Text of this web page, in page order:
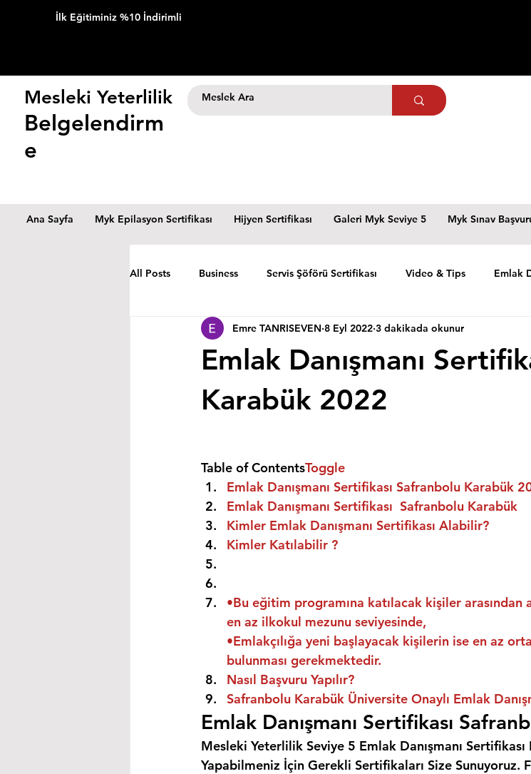
İlk Eğitiminiz %10 İndirimli
Mesleki Yeterlilik
Belgelendirm
e
Ana Sayfa Myk Epilasyon Sertifikası Hijyen Sertifikası Galeri Myk Seviye 5 Myk Sınav
All Posts Business Servis Şöförü Sertifikası Video & Tips Emlak
Emlak Danışmanı
Karabük 2022
Emre TANRISEVEN 8 Eyl 2022 3 dakikada okunur
Table of ContentsToggle
Emlak Danışmanı Sertifikası Safranbolu Karabük
Emlak Danışmanı Sertifikası  Safranbolu Karabük
Kimler Emlak Danışmanı Sertifikası Alabilir?
Kimler Katılabilir ?
•Bu eğitim programına katılacak kişiler arasından
en az ilkokul mezunu seviyesinde,
•Emlakçılığa yeni başlayacak kişilerin ise en az
bulunması gerekmektedir.
Nasıl Başvuru Yapılır?
Safranbolu Karabük Üniversite Onaylı Emlak
Emlak Danışmanı Sertifikası
Mesleki Yeterlilik Seviye 5 Emlak Danışmanı Sertifikası
Yapabilmeniz İçin Gerekli Sertifikaları Size Sunuyoruz.